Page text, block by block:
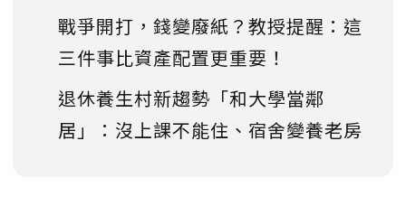
戰爭開打，錢變廢紙？教授提醒：這
三件事比資產配置更重要！
退休養生村新趨勢「和大學當鄰
居」：沒上課不能住、宿舍變養老房